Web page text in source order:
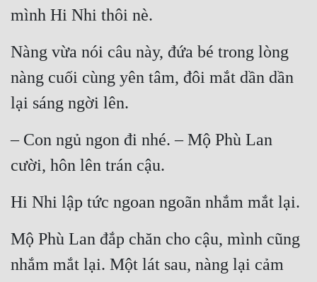
mình Hi Nhi thôi nè.
Nàng vừa nói câu này, đứa bé trong lòng
nàng cuối cùng yên tâm, đôi mắt dần dần
lại sáng ngời lên.
– Con ngủ ngon đi nhé. – Mộ Phù Lan
cười, hôn lên trán cậu.
Hi Nhi lập tức ngoan ngoãn nhắm mắt lại.
Mộ Phù Lan đắp chăn cho cậu, mình cũng
nhắm mắt lại. Một lát sau, nàng lại cảm